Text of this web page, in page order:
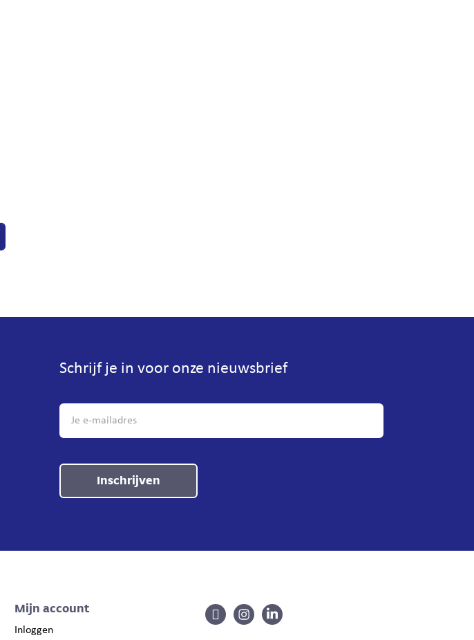
Schrijf je in voor onze nieuwsbrief
Inschrijven
Mijn account
Inloggen